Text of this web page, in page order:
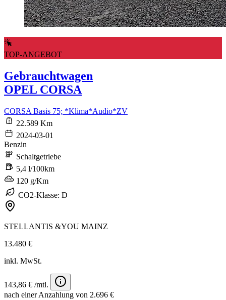
TOP-ANGEBOT
Gebrauchtwagen
OPEL CORSA
CORSA Basis 75; *Klima*Audio*ZV
22.589 Km
2024-03-01
Benzin
Schaltgetriebe
5,4 l/100km
120 g/Km
CO2-Klasse: D
STELLANTIS &YOU MAINZ
13.480 €
inkl. MwSt.
143,86 € /mtl.
nach einer Anzahlung von 2.696 €